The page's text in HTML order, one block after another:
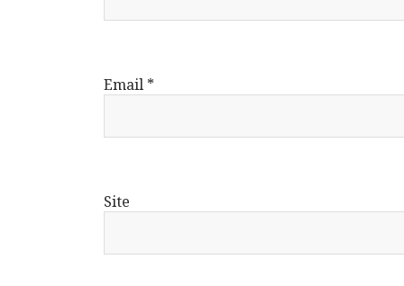
Email *
Site